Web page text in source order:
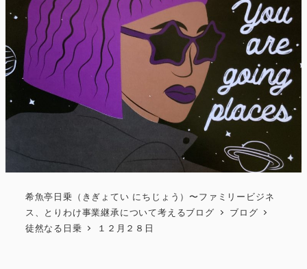
希魚亭日乗（きぎょてい にちじょう）〜ファミリービジネ
ス、とりわけ事業継承について考えるブログ
ブログ
徒然なる日乗
１２月２８日